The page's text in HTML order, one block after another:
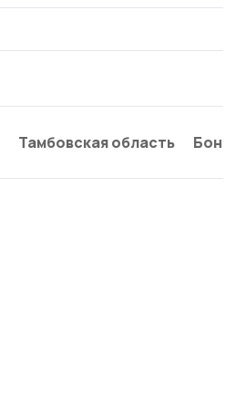
Тамбовская область